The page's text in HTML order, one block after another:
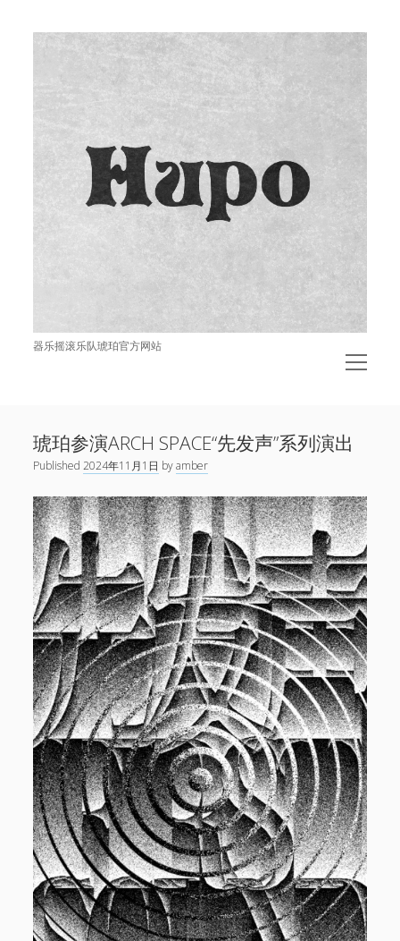
琥
器乐摇滚乐队琥珀官方网站
open
menu
演出
open
menu
音乐
open
关于
open
menu
链接
微博
小红书
网易云
Facebook
1724唱片
伍子杰
联系
牛磊，1724唱片
电话/微信 18513744683
邮件 info@1724records.com
欢迎演出、音乐授权等合作
添加请说明来意并提供姓名和所属机构名称。
Stream
琥珀参演ARCH SPACE“先发声”系列演出
Published2024年11月1日 byamber